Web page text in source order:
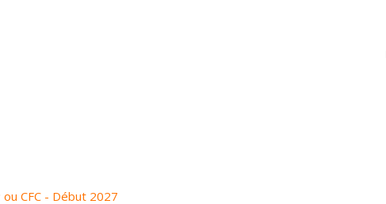
CFC - Début 2027